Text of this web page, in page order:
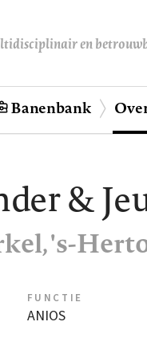
en
Banenbank
&
's-
FUNCTIE
ANIOS